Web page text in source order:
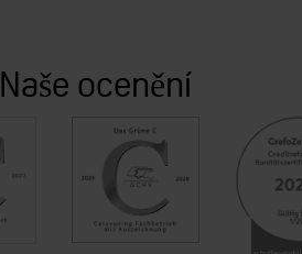
Naše ocenění